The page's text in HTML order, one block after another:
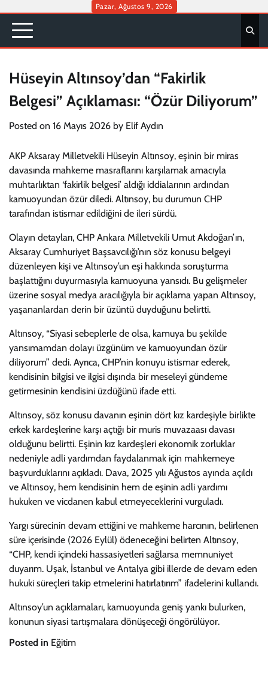
content
Pazar, Ağustos 9, 2026
Hüseyin Altınsoy’dan “Fakirlik
Belgesi” Açıklaması: “Özür Diliyorum”
Posted on 16 Mayıs 2026 by Elif Aydın
AKP Aksaray Milletvekili Hüseyin Altınsoy, eşinin bir miras
davasında mahkeme masraflarını karşılamak amacıyla
muhtarlıktan ‘fakirlik belgesi’ aldığı iddialarının ardından
kamuoyundan özür diledi. Altınsoy, bu durumun CHP
tarafından istismar edildiğini de ileri sürdü.
Olayın detayları, CHP Ankara Milletvekili Umut Akdoğan’ın,
Aksaray Cumhuriyet Başsavcılığı’nın söz konusu belgeyi
düzenleyen kişi ve Altınsoy’un eşi hakkında soruşturma
başlattığını duyurmasıyla kamuoyuna yansıdı. Bu gelişmeler
üzerine sosyal medya aracılığıyla bir açıklama yapan Altınsoy,
yaşananlardan derin bir üzüntü duyduğunu belirtti.
Altınsoy, “Siyasi sebeplerle de olsa, kamuya bu şekilde
yansımamdan dolayı üzgünüm ve kamuoyundan özür
diliyorum” dedi. Ayrıca, CHP’nin konuyu istismar ederek,
kendisinin bilgisi ve ilgisi dışında bir meseleyi gündeme
getirmesinin kendisini üzdüğünü ifade etti.
Altınsoy, söz konusu davanın eşinin dört kız kardeşiyle birlikte
erkek kardeşlerine karşı açtığı bir muris muvazaası davası
olduğunu belirtti. Eşinin kız kardeşleri ekonomik zorluklar
nedeniyle adli yardımdan faydalanmak için mahkemeye
başvurduklarını açıkladı. Dava, 2025 yılı Ağustos ayında açıldı
ve Altınsoy, hem kendisinin hem de eşinin adli yardımı
hukuken ve vicdanen kabul etmeyeceklerini vurguladı.
Yargı sürecinin devam ettiğini ve mahkeme harcının, belirlenen
süre içerisinde (2026 Eylül) ödeneceğini belirten Altınsoy,
“CHP, kendi içindeki hassasiyetleri sağlarsa memnuniyet
duyarım. Uşak, İstanbul ve Antalya gibi illerde de devam eden
hukuki süreçleri takip etmelerini hatırlatırım” ifadelerini kullandı.
Altınsoy’un açıklamaları, kamuoyunda geniş yankı bulurken,
konunun siyasi tartışmalara dönüşeceği öngörülüyor.
Posted in Eğitim